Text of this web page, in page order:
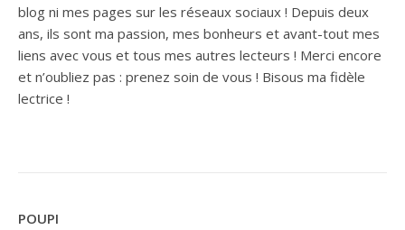
blog ni mes pages sur les réseaux sociaux ! Depuis deux
ans, ils sont ma passion, mes bonheurs et avant-tout mes
liens avec vous et tous mes autres lecteurs ! Merci encore
et n’oubliez pas : prenez soin de vous ! Bisous ma fidèle
lectrice !
POUPI